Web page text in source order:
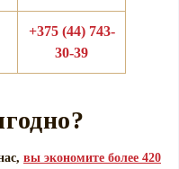
+375 (44) 743-
30-39
вы экономите более 420